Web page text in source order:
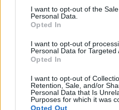
consent section.
I want to opt-out of the
Personal Data.
Opted In
I want to opt-out of
Personal Data for Targeted
Opted In
I want to opt-out of
Retention, Sale, and/or
Personal Data that Is
Purposes for which it was
Opted Out